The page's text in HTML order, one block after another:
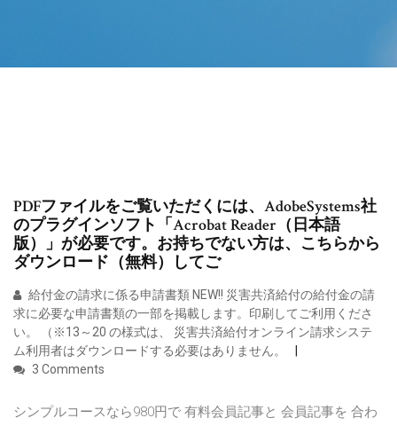
PDFファイルをご覧いただくには、AdobeSystems社
のプラグインソフト「Acrobat Reader（日本語
版）」が必要です。お持ちでない方は、こちらから
ダウンロード（無料）してご
給付金の請求に係る申請書類 NEW!! 災害共済給付の給付金の請
求に必要な申請書類の一部を掲載します。印刷してご利用くださ
い。 （※13～20 の様式は、 災害共済給付オンライン請求システ
ム利用者はダウンロードする必要はありません。
3 Comments
シンプルコースなら980円で 有料会員記事と 会員記事を 合わ